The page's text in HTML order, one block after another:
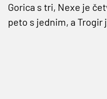
Gorica s tri, Nexe je
peto s jednim, a Trogir